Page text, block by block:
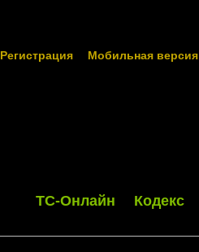
Регистрация Мобильная версия
ТС-Онлайн Кодекс